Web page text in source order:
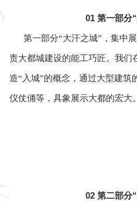
01 第一部分
第一部分“大汗之城”，集中
责大都城建设的能工巧匠。我们
造“入城”的概念，通过大型建筑
仪仗俑等，具象展示大都的宏大。
02 第二部分